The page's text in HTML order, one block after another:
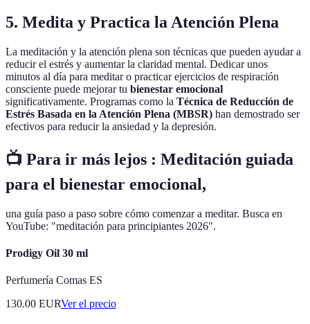
5. Medita y Practica la Atención Plena
La meditación y la atención plena son técnicas que pueden ayudar a
reducir el estrés y aumentar la claridad mental. Dedicar unos
minutos al día para meditar o practicar ejercicios de respiración
consciente puede mejorar tu bienestar emocional
significativamente. Programas como la Técnica de Reducción de
Estrés Basada en la Atención Plena (MBSR) han demostrado ser
efectivos para reducir la ansiedad y la depresión.
📺 Para ir más lejos : Meditación guiada
para el bienestar emocional,
una guía paso a paso sobre cómo comenzar a meditar. Busca en
YouTube: "meditación para principiantes 2026".
Prodigy Oil 30 ml
Perfumería Comas ES
130.00 EURVer el precio